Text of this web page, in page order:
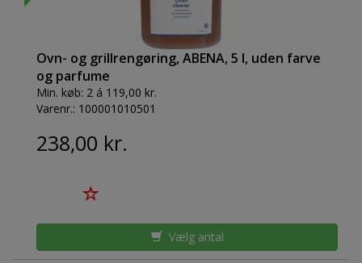
Ovn- og grillrengøring, ABENA, 5 l, uden farve
og parfume
Min. køb: 2 á 119,00 kr.
Varenr.: 100001010501
238,00 kr.
Vælg antal